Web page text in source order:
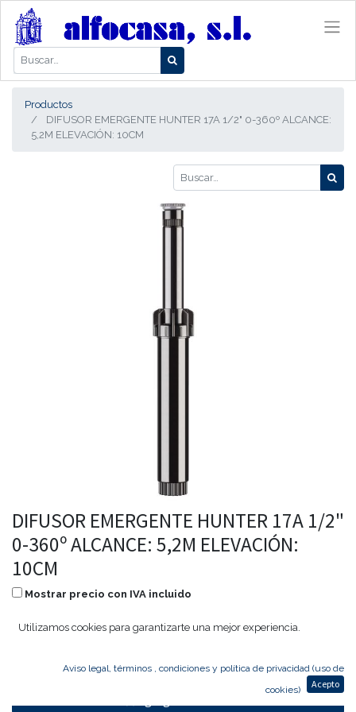
Productos
DIFUSOR EMERGENTE HUNTER 17A 1/2" 0-360º ALCANCE:
5,2M ELEVACIÓN: 10CM
DIFUSOR EMERGENTE HUNTER 17A 1/2"
0-360º ALCANCE: 5,2M ELEVACIÓN:
10CM
Mostrar precio con IVA incluido
3,97€3,18€
Utilizamos cookies para garantizarte una mejor experiencia.
Aviso legal, términos , condiciones y política de privacidad (uso de
cookies)
Acepto